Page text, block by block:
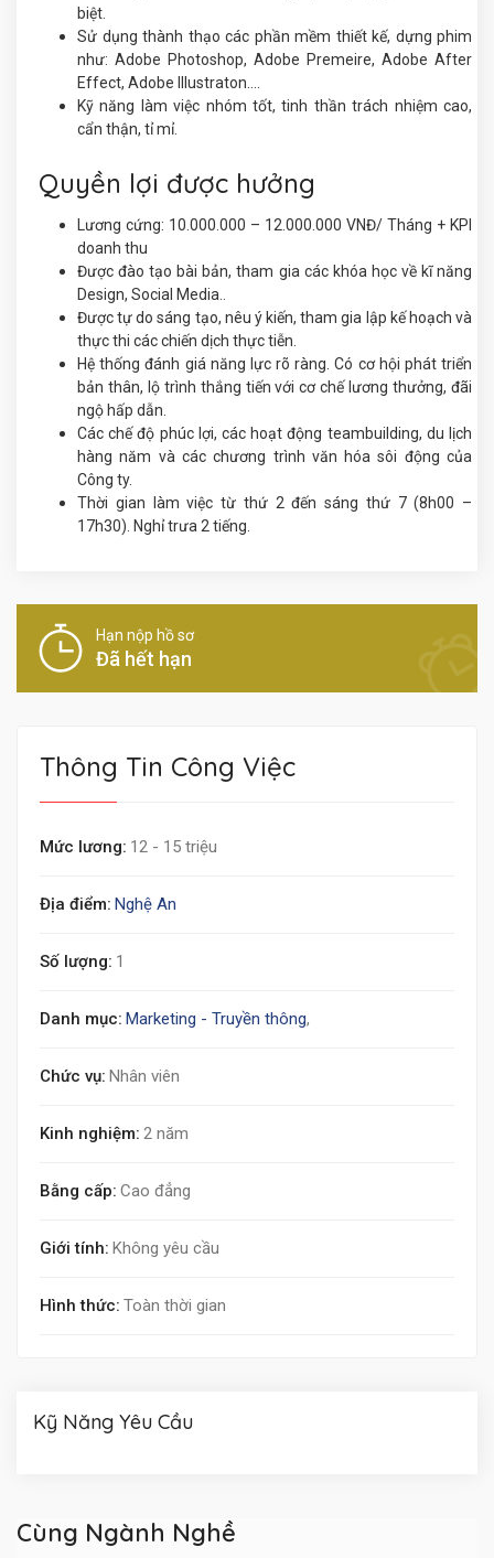
biệt.
Sử dụng thành thạo các phần mềm thiết kế, dựng phim
như: Adobe Photoshop, Adobe Premeire, Adobe After
Effect, Adobe Illustraton….
Kỹ năng làm việc nhóm tốt, tinh thần trách nhiệm cao,
cẩn thận, tỉ mỉ.
Quyền lợi được hưởng
Lương cứng: 10.000.000 – 12.000.000 VNĐ/ Tháng + KPI
doanh thu
Được đào tạo bài bản, tham gia các khóa học về kĩ năng
Design, Social Media..
Được tự do sáng tạo, nêu ý kiến, tham gia lập kế hoạch và
thực thi các chiến dịch thực tiễn.
Hệ thống đánh giá năng lực rõ ràng. Có cơ hội phát triển
bản thân, lộ trình thắng tiến với cơ chế lương thưởng, đãi
ngộ hấp dẫn.
Các chế độ phúc lợi, các hoạt động teambuilding, du lịch
hàng năm và các chương trình văn hóa sôi động của
Công ty.
Thời gian làm việc từ thứ 2 đến sáng thứ 7 (8h00 –
17h30). Nghỉ trưa 2 tiếng.
Hạn nộp hồ sơ
Đã hết hạn
Thông Tin Công Việc
Mức lương: 12 - 15 triệu
Địa điểm: Nghệ An
Số lượng: 1
Danh mục: Marketing - Truyền thông,
Chức vụ: Nhân viên
Kinh nghiệm: 2 năm
Bằng cấp: Cao đẳng
Giới tính: Không yêu cầu
Hình thức: Toàn thời gian
Kỹ Năng Yêu Cầu
Cùng Ngành Nghề